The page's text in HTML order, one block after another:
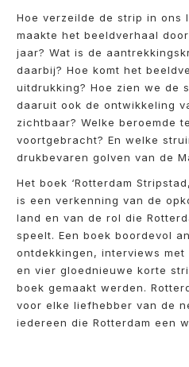
Hoe verzeilde de strip in ons
maakte het beeldverhaal
jaar? Wat is de
daarbij? Hoe komt het
uitdrukking? Hoe zien we de
daaruit ook de ontwikkeling
zichtbaar? Welke beroemde
voortgebracht? En welke
drukbevaren golven van de
Het boek ‘Rotterdam
is een verkenning van de
land en van de rol die
speelt. Een boek boordevol
ontdekkingen, interviews
en vier gloednieuwe korte
boek gemaakt werden.
voor elke liefhebber van de
iedereen die Rotterdam een